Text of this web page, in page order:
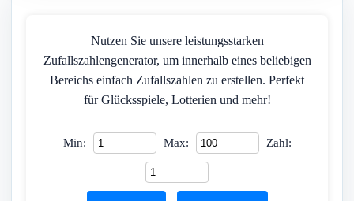
Nutzen Sie unsere leistungsstarken
Zufallszahlengenerator, um innerhalb eines beliebigen
Bereichs einfach Zufallszahlen zu erstellen. Perfekt
für Glücksspiele, Lotterien und mehr!
Min: Max: Zahl: